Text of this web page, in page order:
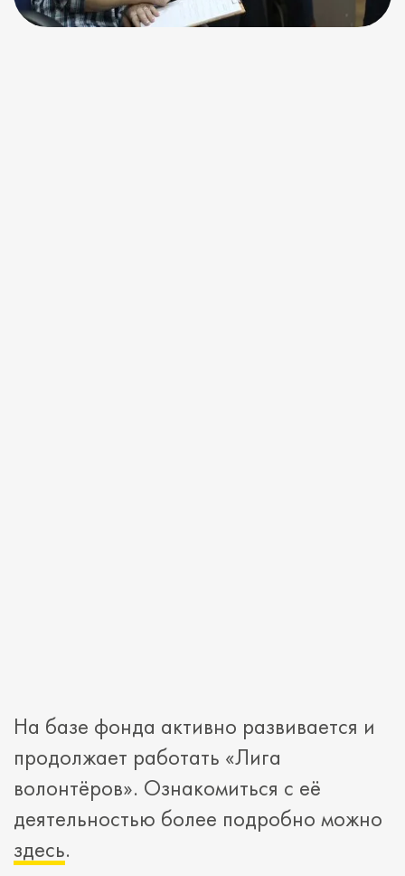
На базе фонда активно развивается и
продолжает работать «Лига
волонтёров». Ознакомиться с её
деятельностью более подробно можно
здесь.